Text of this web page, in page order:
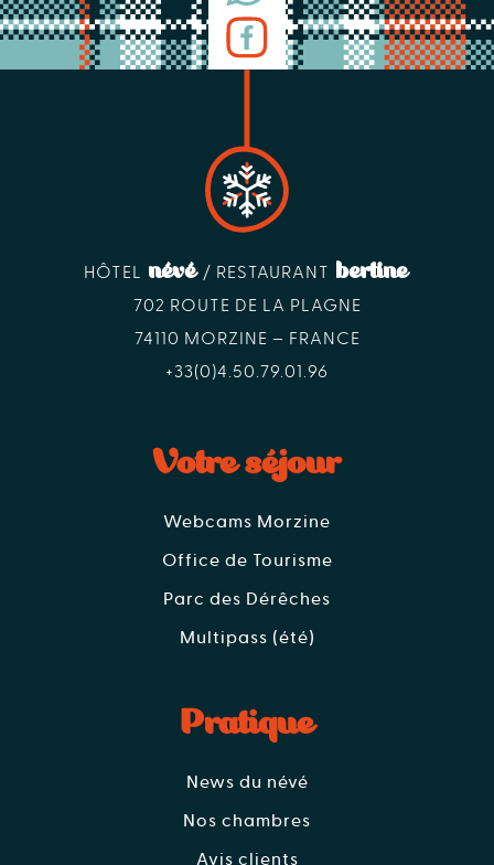
HÔTEL névé / RESTAURANT bertine
702 ROUTE DE LA PLAGNE
74110 MORZINE – FRANCE
+33(0)4.50.79.01.96
Votre séjour
Webcams Morzine
Office de Tourisme
Parc des Dérêches
Multipass (été)
Pratique
News du névé
Nos chambres
Avis clients